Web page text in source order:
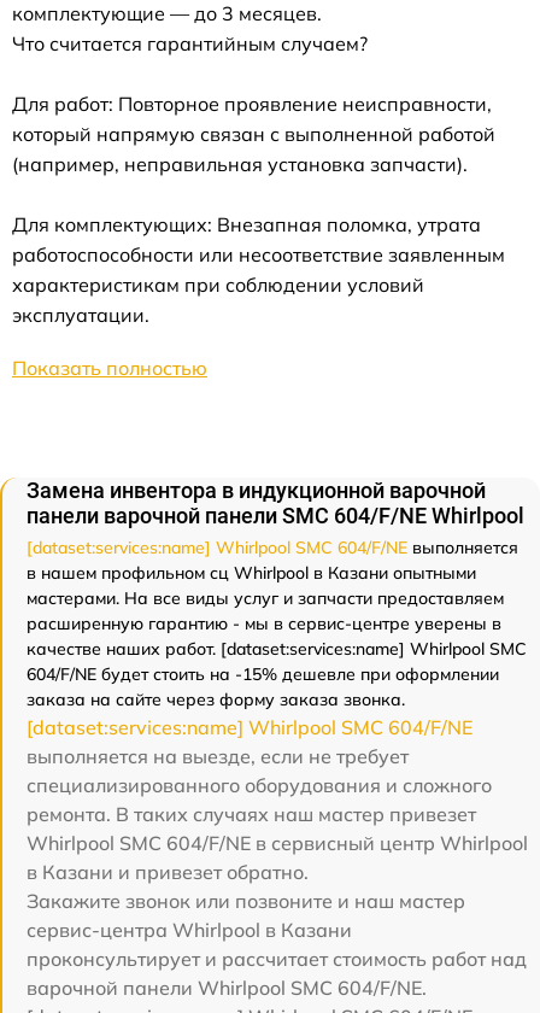
комплектующие — до 3 месяцев.
Что считается гарантийным случаем?
Для работ: Повторное проявление неисправности,
который напрямую связан с выполненной работой
(например, неправильная установка запчасти).
Для комплектующих: Внезапная поломка, утрата
работоспособности или несоответствие заявленным
характеристикам при соблюдении условий
эксплуатации.
Показать полностью
Замена инвентора в индукционной варочной
панели варочной панели SMC 604/F/NE Whirlpool
[dataset:services:name] Whirlpool SMC 604/F/NE выполняется
в нашем профильном сц Whirlpool в Казани опытными
мастерами. На все виды услуг и запчасти предоставляем
расширенную гарантию - мы в сервис-центре уверены в
качестве наших работ. [dataset:services:name] Whirlpool SMC
604/F/NE будет стоить на -15% дешевле при оформлении
заказа на сайте через форму заказа звонка.
[dataset:services:name] Whirlpool SMC 604/F/NE
выполняется на выезде, если не требует
специализированного оборудования и сложного
ремонта. В таких случаях наш мастер привезет
Whirlpool SMC 604/F/NE в сервисный центр Whirlpool
в Казани и привезет обратно.
Закажите звонок или позвоните и наш мастер
сервис-центра Whirlpool в Казани
проконсультирует и рассчитает стоимость работ над
варочной панели Whirlpool SMC 604/F/NE.